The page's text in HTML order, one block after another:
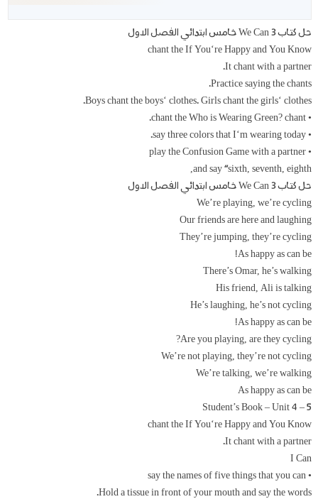
حل كتاب We Can 3 خامس ابتدائي الفصل الاول
chant the If You‘re Happy and You Know
It chant with a partner.
Practice saying the chants.
Boys chant the boys‘ clothes. Girls chant the girls‘ clothes.
• chant the Who is Wearing Green? chant.
• say three colors that I‘m wearing today.
• play the Confusion Game with a partner
and say “sixth, seventh, eighth,
حل كتاب We Can 3 خامس ابتدائي الفصل الاول
We’re playing, we’re cycling
Our friends are here and laughing
They’re jumping, they’re cycling
As happy as can be!
There’s Omar, he’s walking
His friend, Ali is talking
He’s laughing, he’s not cycling
As happy as can be!
Are you playing, are they cycling?
We’re not playing, they’re not cycling
We’re talking, we’re walking
As happy as can be
Student’s Book – Unit 4 – 5
chant the If You‘re Happy and You Know
It chant with a partner.
I Can
• say the names of five things that you can
Hold a tissue in front of your mouth and say the words.